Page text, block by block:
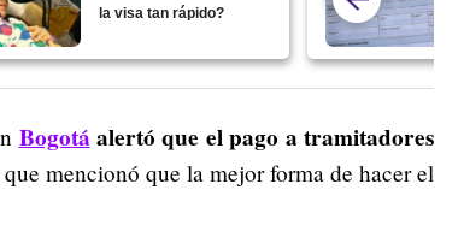
la visa tan rápido?
Bogotáalertó que el pago a tramitadores
mencionó que la mejor forma de hacer el